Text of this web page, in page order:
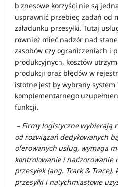
biznesowe korzyści nie są
usprawnić przebieg zadań od
załadunku przesyłki. Tutaj
również mieć nadzór nad
zasobów czy ograniczeniach i
produkcyjnych, kosztów
produkcji oraz błędów w
istotne jest by wybrany system
komplementarnego
funkcji.
– Firmy logistyczne wybierają
od rozwiązań dedykowanych
oferowanych usług, wymaga
kontrolowanie i nadzorowanie
przesyłek (ang. Track &
przesyłki i natychmiastowe